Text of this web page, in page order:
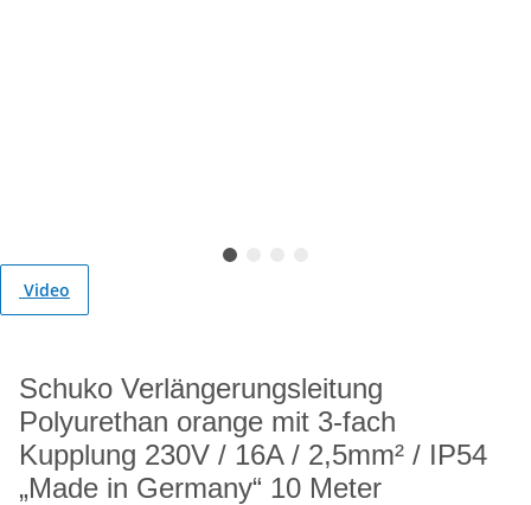
Video
Schuko Verlängerungsleitung
Polyurethan orange mit 3-fach
Kupplung 230V / 16A / 2,5mm² / IP54
„Made in Germany“ 10 Meter